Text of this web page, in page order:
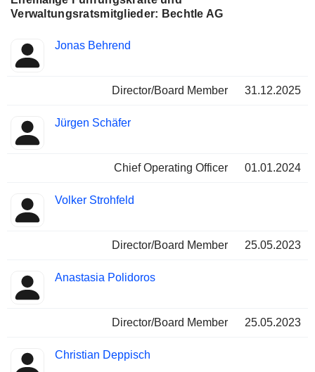
Verwaltungsratsmitglieder: Bechtle AG
Insider
Besetzte
Jonas Behrend
Director/Board Member 31.12.2025
Jürgen Schäfer
Chief Operating Officer 01.01.2024
Volker Strohfeld
Director/Board Member 25.05.2023
Anastasia Polidoros
Director/Board Member 25.05.2023
Christian Deppisch